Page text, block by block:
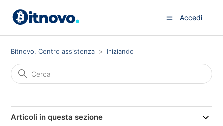
Accedi
Bitnovo, Centro assistenza Iniziando
Articoli in questa sezione